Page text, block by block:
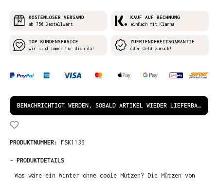
KOSTENLOSER VERSAND
ab 75€ Bestellwert
KAUF AUF RECHNUNG
einfach mit Klarna
TOP KUNDENSERVICE
wir sind immer für dich da!
ZUFRIENDEHEITSGARANTIE
oder Geld zurück!
BENACHRICHTIGT WERDEN, SOBALD ARTIKEL WIEDER LIEFERBAR IST!
PRODUKTNUMMER: FSK1136
- PRODUKTDETAILS
Was wäre ein Winter ohne coole Mützen? Die Mützen von